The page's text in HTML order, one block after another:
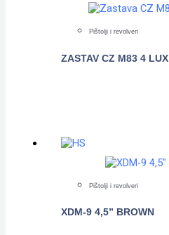
Pištolji i revolveri
ZASTAV CZ M83 4 LUX
Pištolji i revolveri
XDM-9 4,5” BROWN